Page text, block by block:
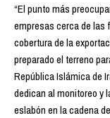
“El punto más
empresas cerca de las
cobertura de la
preparado el terreno
República Islámica de
dedican al monitoreo y
eslabón en la cadena